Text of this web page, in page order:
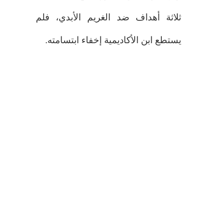
ثلاثة أهداف ضد الغريم الأبدي، فلم
يستطع ابن الأكاديمية إخفاء ابتسامته.